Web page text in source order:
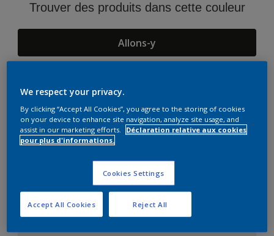
Trouver des produits dans cette couleur
Allons-y
Suggestions d'Harmonies
We respect your privacy.
By clicking “Accept All Cookies”, you agree to the storing of cookies
on your device to enhance site navigation, analyze site usage, and
assist in our marketing efforts.
Déclaration relative aux cookies
pour plus d'informations.
Cookies Settings
Reject All
Accept All Cookies